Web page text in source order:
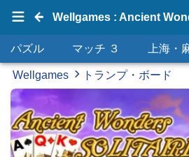
パズル マッチ ３ 上海・
Wellgames トランプ・ボード